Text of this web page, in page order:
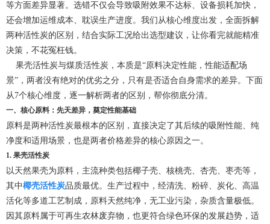
等方面差异显著。选错不仅会导致吸附效果不达标、设备损耗加快，
还会增加运维成本、耽误生产进度。我们从核心维度出发，全面拆解
两种活性炭的区别，结合实际工况给出选型建议，让你看完就能精准
决策，不花冤枉钱。
果壳活性炭与煤质活性炭，本质是“原料决定性能，性能适配场
景”，两者没有绝对的优劣之分，只有是否适合自身需求的差异。下面
从7个核心维度，逐一解析两者的区别，帮你彻底分清。
一、核心原料：先天差异，奠定性能基础
原料是两种活性炭最根本的区别，直接决定了其后续的吸附性能、纯
净度和适用场景，也是两者价格差异的核心原因之一。
1. 果壳活性炭
以天然果壳为原料，主流种类包括椰子壳、核桃壳、杏壳、枣壳等，
其中椰壳活性炭品质最优。生产过程中，经清洗、粉碎、炭化、高温
活化等多道工艺制成，原料天然纯净，无工业污染，杂质含量极低。
因其原料属于可再生农林废弃物，也更符合绿色环保的发展趋势，适